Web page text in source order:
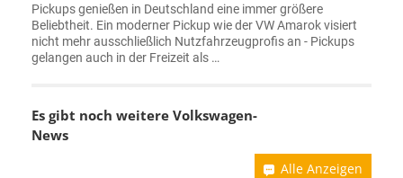
Pickups genießen in Deutschland eine immer größere
Beliebtheit. Ein moderner Pickup wie der VW Amarok visiert
nicht mehr ausschließlich Nutzfahrzeugprofis an - Pickups
gelangen auch in der Freizeit als …
Es gibt noch weitere Volkswagen-
News
Alle Anzeigen